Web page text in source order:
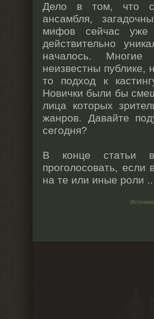
Дело в том, что
ансамбля,
мифов сейчас
действительно
началось.
неизвестны
то подход к
Новички были бы
лица которых
жанров. Давайте
сегодня?
В конце статьи
проголосовать,
на те или иные роли
Источник